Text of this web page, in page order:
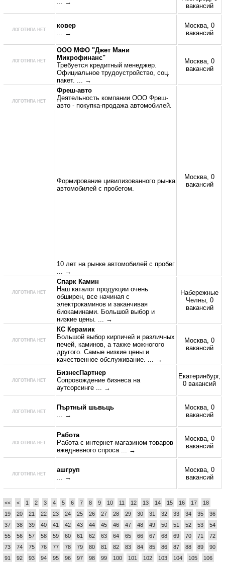
... →
вакансий
ковер
... →
Москва, 0
вакансий
ООО МФО "Джет Мани
Микрофинанс"
Требуется кредитный менеджер.
Официальное трудоустройство, соц.
пакет.
... →
Москва, 0
вакансий
Фреш-авто
Деятельность компании ООО Фреш-
авто - покупка-продажа автомобилей.
Формирование цивилизованного рынка
автомобилей с пробегом.
10 лет на рынке автомобилей с пробег
... →
Москва, 0
вакансий
Спарк Камин
Наш каталог продукции очень
обширен, все начиная с
электрокаминов и заканчивая
биокаминами. Большой выбор и
низкие цены.
... →
Набережные
Челны, 0
вакансий
КС Керамик
Большой выбор кирпичей и различных
печей, каминов, а также можногого
другого. Самые низкие цены и
качественное обслуживание.
... →
Москва, 0
вакансий
БизнесПартнер
Сопровождение бизнеса на
аутсорсинге
... →
Екатеринбург,
0 вакансий
Пъртный шьвьць
... →
Москва, 0
вакансий
Работа
Работа с интернет-магазином товаров
ежедневного спроса
... →
Москва, 0
вакансий
ашгруп
... →
Москва, 0
вакансий
<< < 1 2 3 4 5 6 7 8 9 10 11 12 13 14 15 16 17
18
19
20 21 22 23 24 25 26 27 28 29 30 31 32 33 34 35
36
37
38 39 40 41 42 43 44 45 46 47 48 49 50 51 52 53
54
55
56 57 58 59 60 61 62 63 64 65 66 67 68 69 70 71
72
73
74 75 76 77 78 79 80 81 82 83 84 85 86 87 88 89
90
91
92 93 94 95 96 97 98 99 100 101 102 103 104 105
106